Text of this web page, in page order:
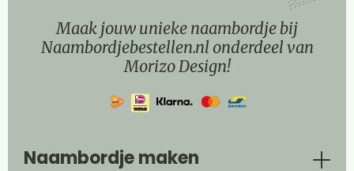
Maak jouw unieke naambordje bij
Naambordjebestellen.nl onderdeel van
Morizo Design!
Naambordje maken